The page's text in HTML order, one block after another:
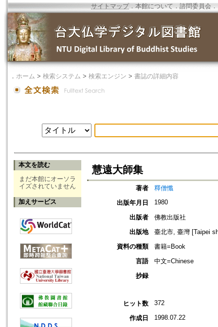
サイトマップ．本館について ． 諮問委員会 ．
． ホーム > 検索システム > 検索エンジン > 書誌の詳細内容
本文を読む
まだ本館にオーソラ
イズされていません
加えサービス
慧遠大師集
著者
釋僧懺
出版年月日
1980
出版者
佛教出版社
出版地
臺北市, 臺灣 [Taipei
資料の種類
書籍=Book
言語
中文=Chinese
抄録
ヒット数 372
作成日 1998.07.22